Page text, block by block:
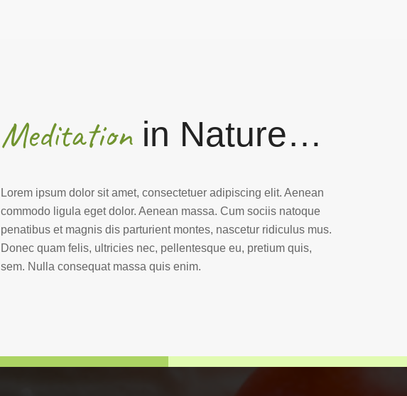
Meditationin Nature…
Lorem ipsum dolor sit amet, consectetuer adipiscing elit. Aenean
commodo ligula eget dolor. Aenean massa. Cum sociis natoque
penatibus et magnis dis parturient montes, nascetur ridiculus mus.
Donec quam felis, ultricies nec, pellentesque eu, pretium quis,
sem. Nulla consequat massa quis enim.